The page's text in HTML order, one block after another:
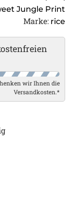
Jungle Print
Marke: rice
wir Ihnen die
Versandkosten.*